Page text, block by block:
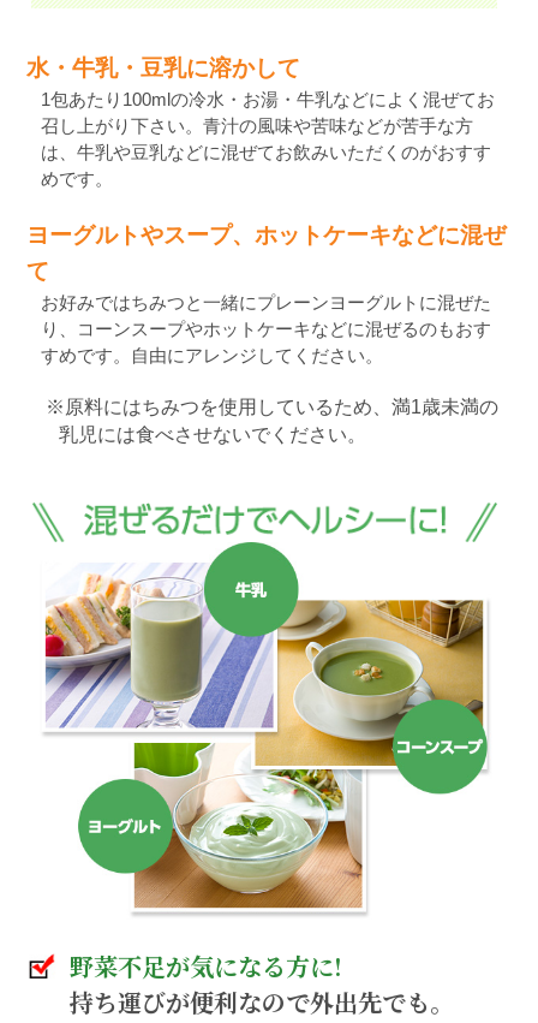
水・牛乳・豆乳に溶かして
1包あたり100mlの冷水・お湯・牛乳などによく混ぜてお
召し上がり下さい。青汁の風味や苦味などが苦手な方
は、牛乳や豆乳などに混ぜてお飲みいただくのがおすす
めです。
ヨーグルトやスープ、ホットケーキなどに混ぜ
て
お好みではちみつと一緒にプレーンヨーグルトに混ぜた
り、コーンスープやホットケーキなどに混ぜるのもおす
すめです。自由にアレンジしてください。
※原料にはちみつを使用しているため、満1歳未満の
乳児には食べさせないでください。
野菜不足が気になる方に!
持ち運びが便利なので外出先でも。